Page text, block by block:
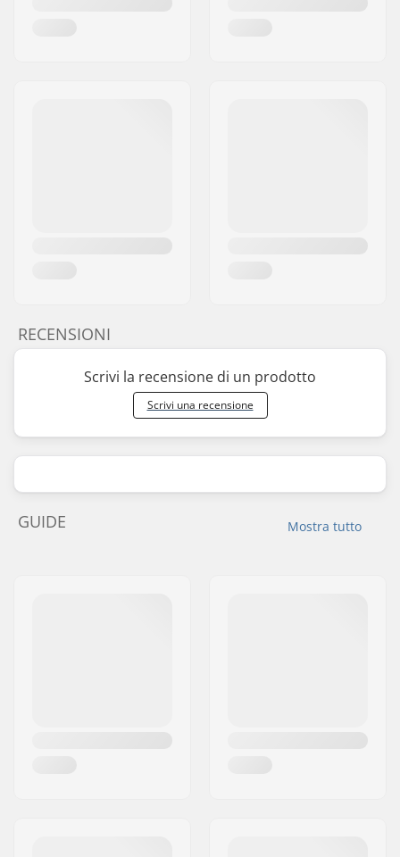
RECENSIONI
Scrivi la recensione di un prodotto
Scrivi una recensione
Mostra tutto
GUIDE